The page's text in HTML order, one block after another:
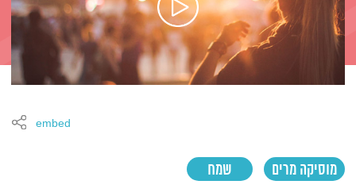
מוסיקה מרים שמח
embed